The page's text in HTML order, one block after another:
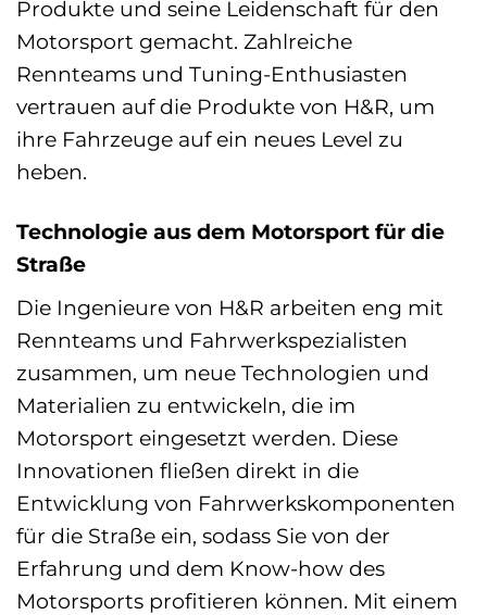
Produkte und seine Leidenschaft für den
Motorsport gemacht. Zahlreiche
Rennteams und Tuning-Enthusiasten
vertrauen auf die Produkte von H&R, um
ihre Fahrzeuge auf ein neues Level zu
heben.
Technologie aus dem Motorsport für die
Straße
Die Ingenieure von H&R arbeiten eng mit
Rennteams und Fahrwerkspezialisten
zusammen, um neue Technologien und
Materialien zu entwickeln, die im
Motorsport eingesetzt werden. Diese
Innovationen fließen direkt in die
Entwicklung von Fahrwerkskomponenten
für die Straße ein, sodass Sie von der
Erfahrung und dem Know-how des
Motorsports profitieren können. Mit einem